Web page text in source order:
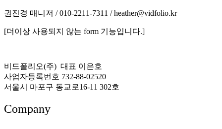
권진경 매니저 / 010-2211-7311 / heather@vidfolio.kr
[더이상 사용되지 않는 form 기능입니다.]
비드폴리오(주) 대표 이은호
사업자등록번호 732-88-02520
서울시 마포구 동교로16-11 302호
Company